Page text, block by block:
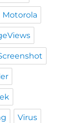
Motorola
Virus